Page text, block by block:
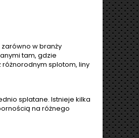
w branży
tam, gdzie
splotom, liny
splatane. Istnieje kilka
na różnego